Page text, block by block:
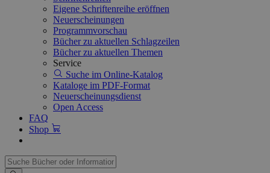
Eigene Schriftenreihe eröffnen
Neuerscheinungen
Programmvorschau
Bücher zu aktuellen Schlagzeilen
Bücher zu aktuellen Themen
Service
Suche im Online-Katalog
Kataloge im PDF-Format
Neuerscheinungsdienst
Open Access
FAQ
Shop